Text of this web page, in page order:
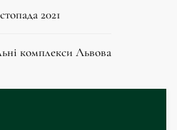
2021
комплекси Львова